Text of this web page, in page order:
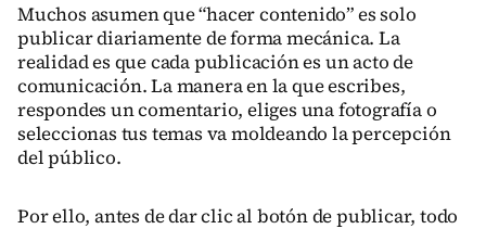
Muchos asumen que “hacer contenido” es solo
publicar diariamente de forma mecánica. La
realidad es que cada publicación es un acto de
comunicación. La manera en la que escribes,
respondes un comentario, eliges una fotografía o
seleccionas tus temas va moldeando la percepción
del público.
Por ello, antes de dar clic al botón de publicar, todo